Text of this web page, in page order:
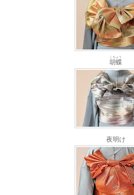
胡蝶
こちょう
夜明け